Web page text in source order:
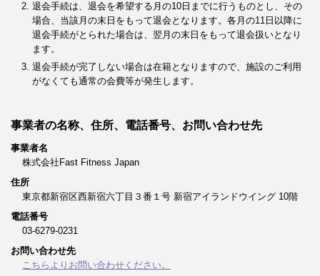
退会手続は、退会を希望する月の10日までに行うものとし、その
場合、当該月の末日をもって退会となります。各月の11日以降に
退会手続がとられた場合は、翌月の末日をもって退会扱いとなり
ます。
退会手続が完了しない場合は在籍となりますので、施設のご利用
がなくても通常の会費等が発生します。
事業者の名称、住所、電話番号、お問い合わせ先
事業者名
株式会社Fast Fitness Japan
住所
東京都新宿区西新宿六丁目３番１号 新宿アイランドウイング 10階
電話番号
03-6279-0231
お問い合わせ先
こちらよりお問い合わせください。